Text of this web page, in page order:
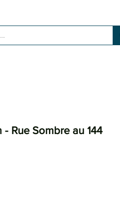
- Rue Sombre au 144